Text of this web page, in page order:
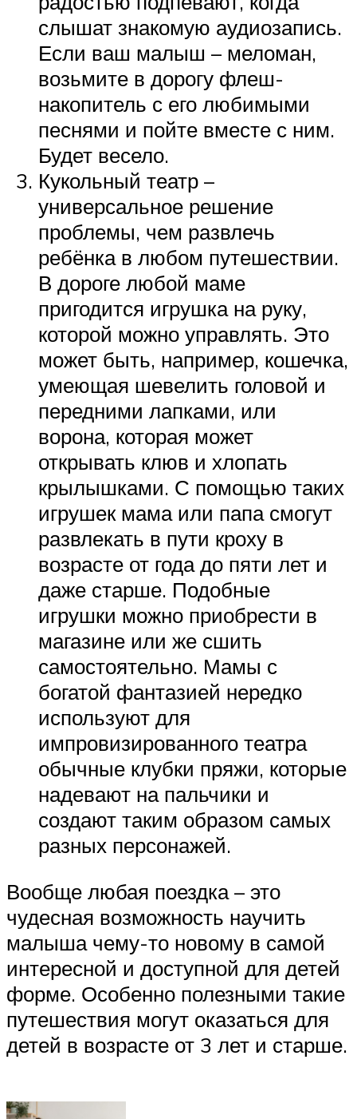
слышат знакомую аудиозапись.
Если ваш малыш – меломан,
возьмите в дорогу флеш-
накопитель с его любимыми
песнями и пойте вместе с ним.
Будет весело.
Кукольный театр –
универсальное решение
проблемы, чем развлечь
ребёнка в любом путешествии.
В дороге любой маме
пригодится игрушка на руку,
которой можно управлять. Это
может быть, например, кошечка,
умеющая шевелить головой и
передними лапками, или
ворона, которая может
открывать клюв и хлопать
крылышками. С помощью таких
игрушек мама или папа смогут
развлекать в пути кроху в
возрасте от года до пяти лет и
даже старше. Подобные
игрушки можно приобрести в
магазине или же сшить
самостоятельно. Мамы с
богатой фантазией нередко
используют для
импровизированного театра
обычные клубки пряжи, которые
надевают на пальчики и
создают таким образом самых
разных персонажей.
Вообще любая поездка – это
чудесная возможность научить
малыша чему-то новому в самой
интересной и доступной для детей
форме. Особенно полезными такие
путешествия могут оказаться для
детей в возрасте от 3 лет и старше.